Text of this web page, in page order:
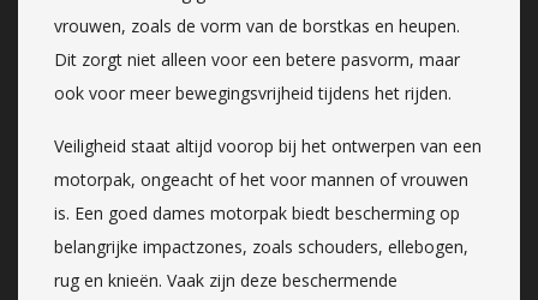
vrouwen, zoals de vorm van de borstkas en heupen.
Dit zorgt niet alleen voor een betere pasvorm, maar
ook voor meer bewegingsvrijheid tijdens het rijden.
Veiligheid staat altijd voorop bij het ontwerpen van een
motorpak, ongeacht of het voor mannen of vrouwen
is. Een goed dames motorpak biedt bescherming op
belangrijke impactzones, zoals schouders, ellebogen,
rug en knieën. Vaak zijn deze beschermende